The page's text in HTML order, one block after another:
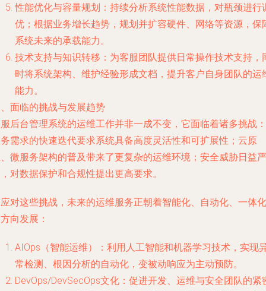
性能优化与容量规划：持续分析系统性能数据，对瓶颈进行
优；根据业务增长趋势，规划并扩容硬件、网络等资源，保
系统未来的承载能力。
技术支持与知识转移：为客服团队提供日常操作技术支持，
时将系统架构、维护经验形成文档，提升客户自身团队的运
能力。
面临的挑战与发展趋势
后台管理系统的运维工作并非一成不变，它面临着诸多挑战：
需求的快速迭代要求系统具备高度灵活性和可扩展性；云原
微服务架构的普及带来了更复杂的运维环境；安全威胁日益严
对数据保护和合规性提出更高要求。
对这些挑战，未来的运维服务正朝着智能化、自动化、一体化
向发展：
AIOps（智能运维）：利用人工智能和机器学习技术，实现
常检测、根因分析的自动化，变被动响应为主动预防。
DevOps/DevSecOps文化：促进开发、运维与安全团队的紧